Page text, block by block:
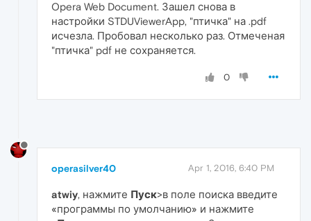
Opera Web Document. Зашел снова в
настройки STDUViewerApp, "птичка" на .pdf
исчезла. Пробовал несколько раз. Отмеченая
"птичка" pdf не сохраняется.
0
operasilver40 Apr 1, 2016, 6:40 PM
atwiy, нажмите Пуск>в поле поиска введите
«программы по умолчанию» и нажмите